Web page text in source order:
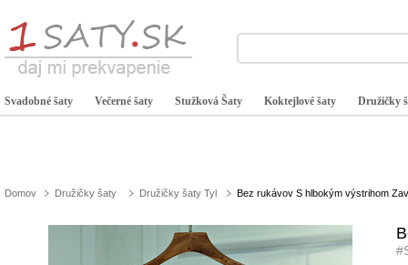
Svadobné šaty Večerné šaty Stužková Šaty Koktejlové šaty Družičky
Domov Družičky šaty Družičky šaty Tyl Bez rukávov S hlbokým výstrihom